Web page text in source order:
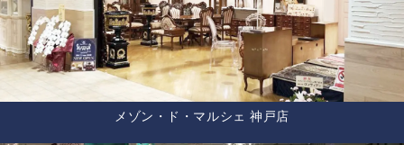
メゾン・ド・マルシェ 神戸店